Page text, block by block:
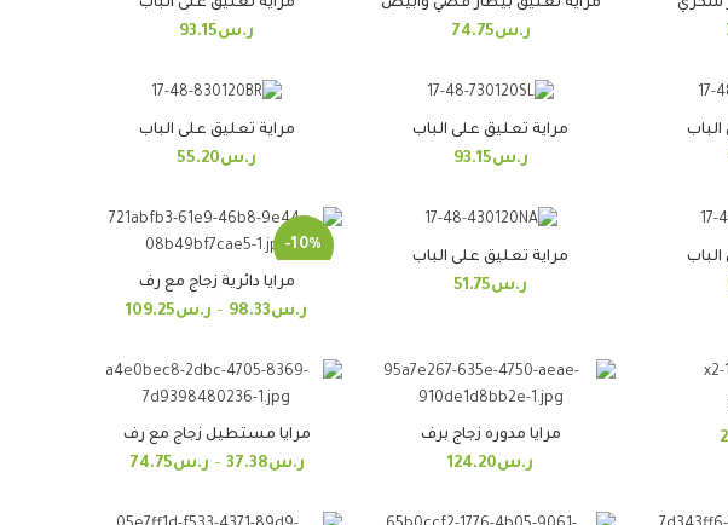
ر.س74.75 ر.س93.15
مراية تعليق على الباب
ر.س93.15
مراية تعليق على الباب
ر.س55.20
مراية تعليق على الباب
ر.س51.75
-10%
مرايا دائرية زجاج مع رف
ر.س98.33
– ر.س109.25
مرايا مدوره زجاج برف
ر.س124.20
مرايا مستطيل زجاج مع رف
ر.س37.38
– ر.س74.75